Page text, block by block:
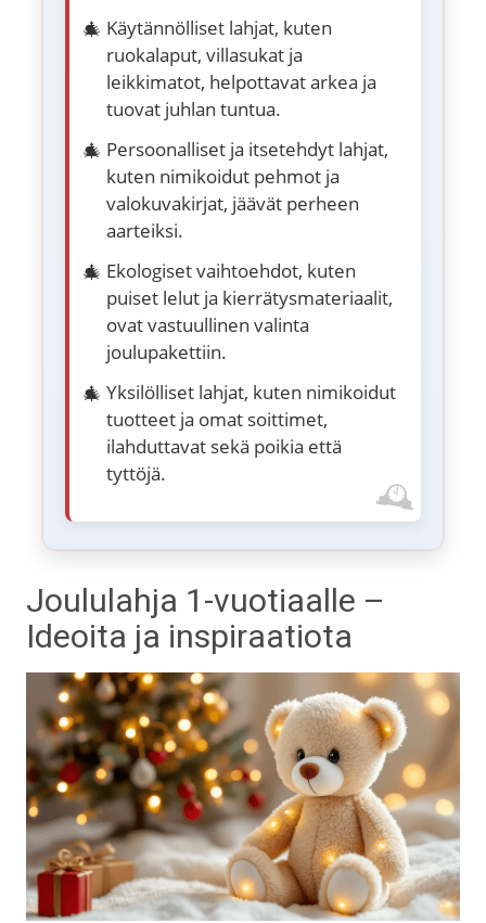
Käytännölliset lahjat, kuten
ruokalaput, villasukat ja
leikkimatot, helpottavat arkea ja
tuovat juhlan tuntua.
Persoonalliset ja itsetehdyt lahjat,
kuten nimikoidut pehmot ja
valokuvakirjat, jäävät perheen
aarteiksi.
Ekologiset vaihtoehdot, kuten
puiset lelut ja kierrätysmateriaalit,
ovat vastuullinen valinta
joulupakettiin.
Yksilölliset lahjat, kuten nimikoidut
tuotteet ja omat soittimet,
ilahduttavat sekä poikia että
tyttöjä.
Joululahja 1-vuotiaalle –
Ideoita ja inspiraatiota